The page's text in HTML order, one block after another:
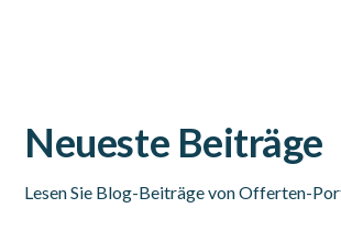
Neueste Beiträge
Lesen Sie Blog-Beiträge von Offerten-